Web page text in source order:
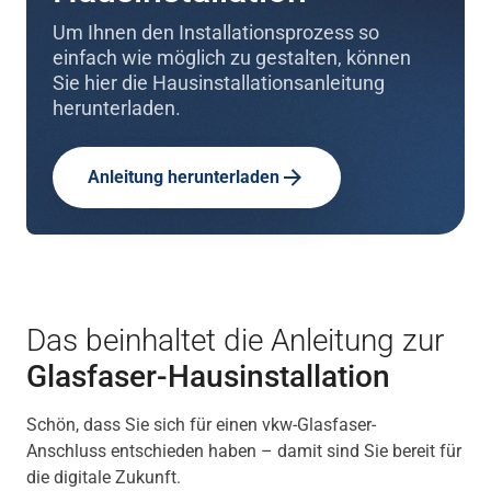
Um Ihnen den Installationsprozess so
einfach wie möglich zu gestalten, können
Sie hier die Hausinstallationsanleitung
herunterladen.
Anleitung herunterladen
Das beinhaltet die Anleitung zur
Glasfaser-Hausinstallation
Schön, dass Sie sich für einen vkw-Glasfaser-
Anschluss entschieden haben – damit sind Sie bereit für
die digitale Zukunft.